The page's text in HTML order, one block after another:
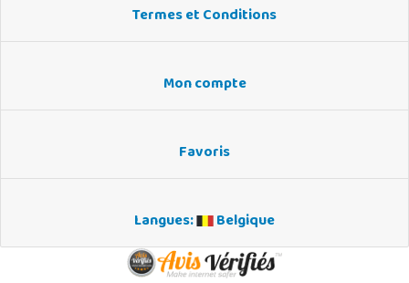
Termes et Conditions
Mon compte
Favoris
Langues: Belgique